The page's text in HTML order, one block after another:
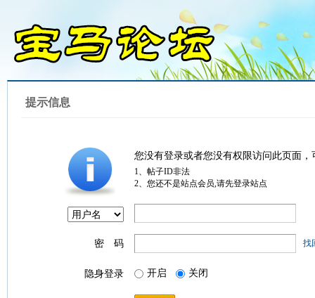
提示信息
您没有登录或者您没有权限访问此页面
1、帖子ID非法
2、您还不是站点会员,请先登录站点
密 码 找
隐身登录 开启 关闭